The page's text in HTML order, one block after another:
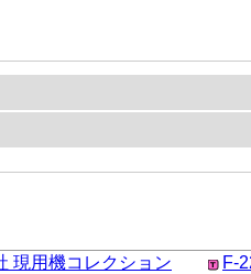
現用機コレクション F-